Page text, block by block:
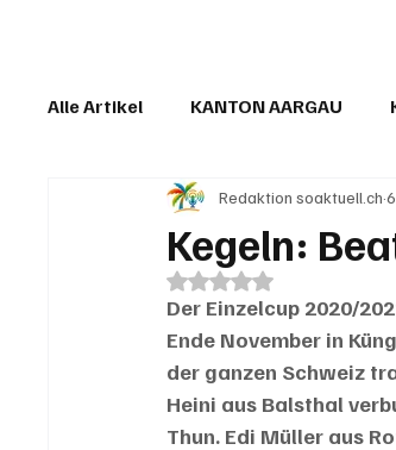
Alle Artikel KANTON AARGAU
IN EIGENER SACHE
Kegeln:
Redaktion soaktuell.ch
Mit NaN von 5 Sternen
Der Einzelcup 2020/
Ende November in
der ganzen Schweiz
Heini aus Balsthal
Thun. Edi Müller aus